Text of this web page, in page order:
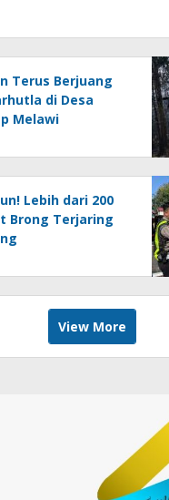
Terus Berjuang
di Desa
Melawi
Lebih dari 200
Brong Terjaring
View More